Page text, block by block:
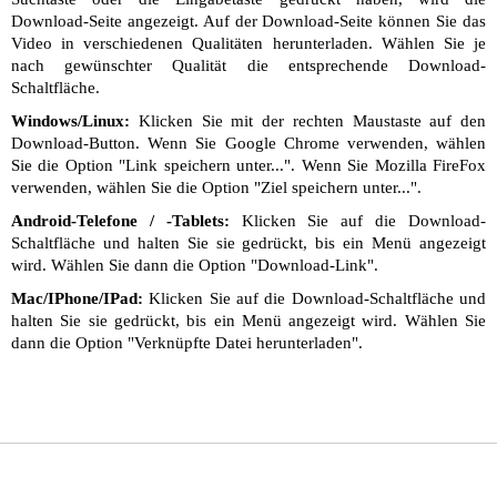
Download-Seite angezeigt. Auf der Download-Seite können Sie das
Video in verschiedenen Qualitäten herunterladen. Wählen Sie je
nach gewünschter Qualität die entsprechende Download-
Schaltfläche.
Windows/Linux: Klicken Sie mit der rechten Maustaste auf den
Download-Button. Wenn Sie Google Chrome verwenden, wählen
Sie die Option "Link speichern unter...". Wenn Sie Mozilla FireFox
verwenden, wählen Sie die Option "Ziel speichern unter...".
Android-Telefone / -Tablets: Klicken Sie auf die Download-
Schaltfläche und halten Sie sie gedrückt, bis ein Menü angezeigt
wird. Wählen Sie dann die Option "Download-Link".
Mac/IPhone/IPad: Klicken Sie auf die Download-Schaltfläche und
halten Sie sie gedrückt, bis ein Menü angezeigt wird. Wählen Sie
dann die Option "Verknüpfte Datei herunterladen".